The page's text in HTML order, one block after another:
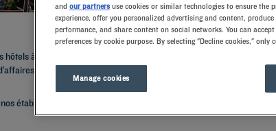
hôtels à Martigues, en région Provence-Alpes-Côte d'Azur. Vous y
ou en famille : une chambre tout confort, des oreillers à
établissements dans les villes voisines. Profitez de l'effervescence
and our partners use cookies or similar technologies to ensure
experience, offer you personalized advertising and content,
performance, and share content on social networks. You can
preferences by cookie purpose. By selecting "Decline cookies,"
Manage cookies